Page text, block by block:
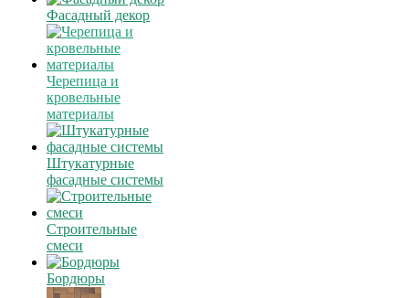
Фасадный декор
Черепица и
кровельные
материалы
Штукатурные
фасадные системы
Строительные
смеси
Бордюры